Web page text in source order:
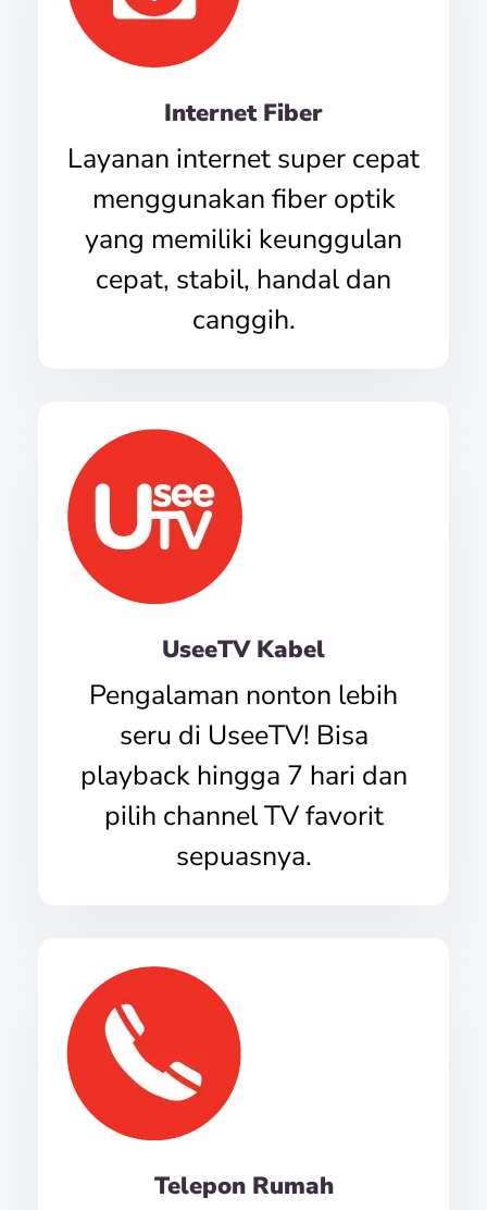
Internet Fiber
Layanan internet super cepat
menggunakan fiber optik
yang memiliki keunggulan
cepat, stabil, handal dan
canggih.
UseeTV Kabel
Pengalaman nonton lebih
seru di UseeTV! Bisa
playback hingga 7 hari dan
pilih channel TV favorit
sepuasnya.
Telepon Rumah